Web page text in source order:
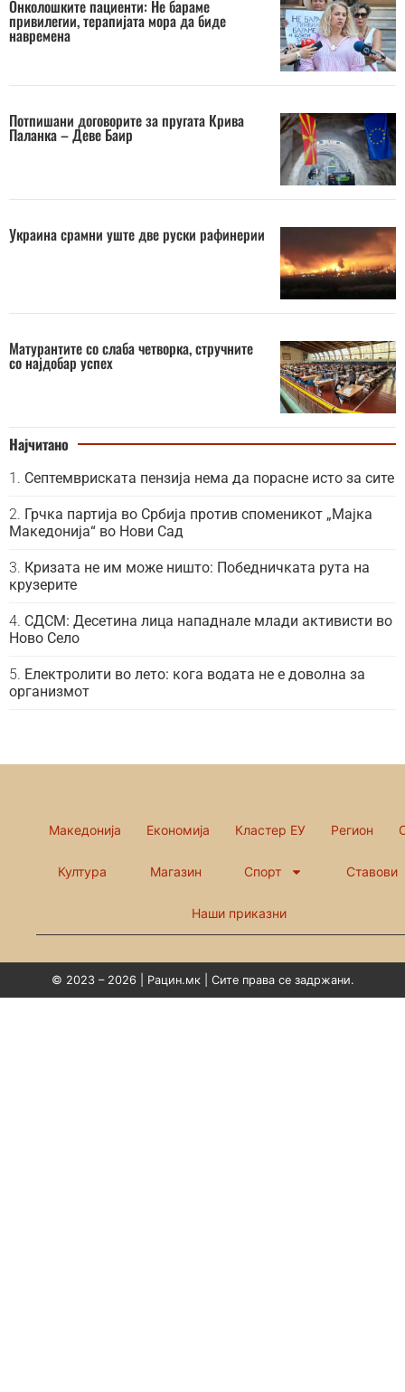
Онколошките пациенти: Не бараме
привилегии, терапијата мора да биде
навремена
Потпишани договорите за пругата Крива
Паланка – Деве Баир
Украина срамни уште две руски рафинерии
Матурантите со слаба четворка, стручните
со најдобар успех
Најчитано
Септемвриската пензија нема да порасне исто за сите
Грчка партија во Србија против споменикот „Мајка
Македонија“ во Нови Сад
Кризата не им може ништо: Победничката рута на
крузерите
СДСМ: Десетина лица нападнале млади активисти во
Ново Село
Електролити во лето: кога водата не е доволна за
организмот
Македонија Економија Кластер ЕУ Регион
Култура Магазин Спорт Ставови
Наши приказни
© 2023 – 2026 | Рацин.мк | Сите права се задржани.